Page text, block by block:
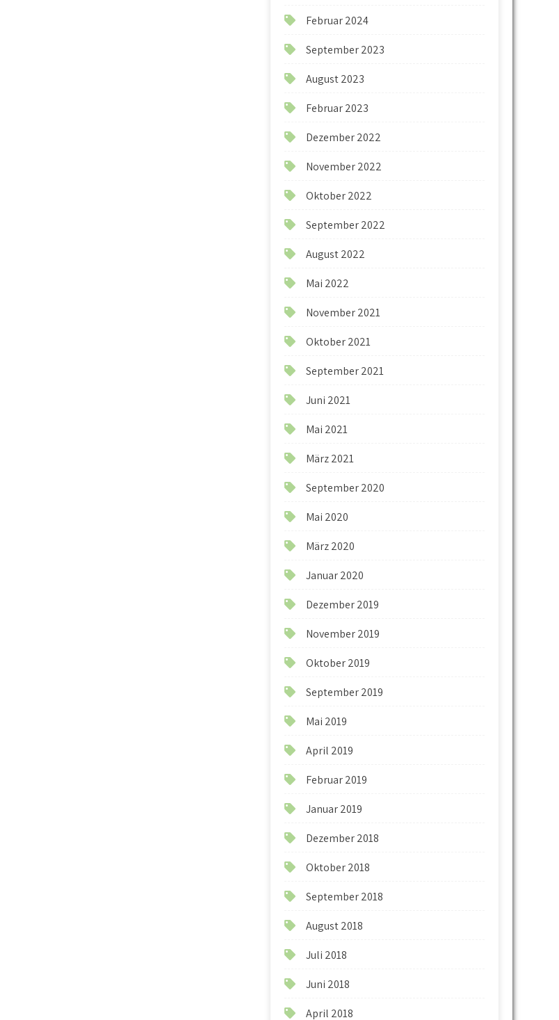
Februar 2024
September 2023
August 2023
Februar 2023
Dezember 2022
November 2022
Oktober 2022
September 2022
August 2022
Mai 2022
November 2021
Oktober 2021
September 2021
Juni 2021
Mai 2021
März 2021
September 2020
Mai 2020
März 2020
Januar 2020
Dezember 2019
November 2019
Oktober 2019
September 2019
Mai 2019
April 2019
Februar 2019
Januar 2019
Dezember 2018
Oktober 2018
September 2018
August 2018
Juli 2018
Juni 2018
April 2018